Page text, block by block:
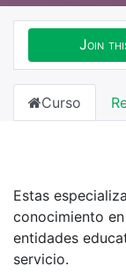
Join
Curso
Estas
conocimiento
entidades
servicio.